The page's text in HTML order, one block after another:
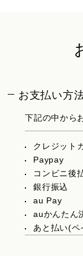
お支払い方
下記の中から
クレジット
Paypay
コンビニ後
銀行振込
au Pay
auかんたん
あと払い(ペ